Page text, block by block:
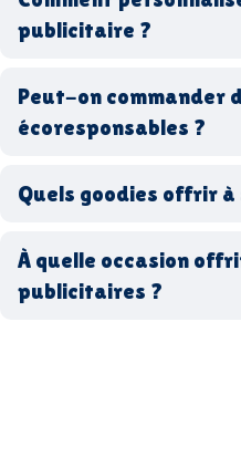
stylos personnalisés
gourdes réutilisables
France Made in Europe
publicitaire ?
Peut-on commander
écoresponsables ?
goodies
recyclés, fabriqués en
biodégradables ou
Quels goodies offrir
entreprise
goodies
À quelle occasion
publicitaires ?